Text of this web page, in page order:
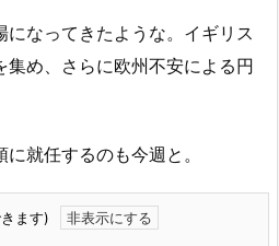
なってきたような。イギリス
め、さらに欧州不安による円
就任するのも今週と。
ます)